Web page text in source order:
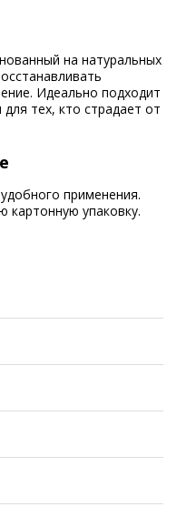
на натуральных
Идеально подходит
тех, кто страдает от
применения.
картонную упаковку.